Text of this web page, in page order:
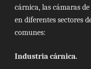
cárnica, las cámaras
en diferentes sectores
comunes:
Industria cárnica.